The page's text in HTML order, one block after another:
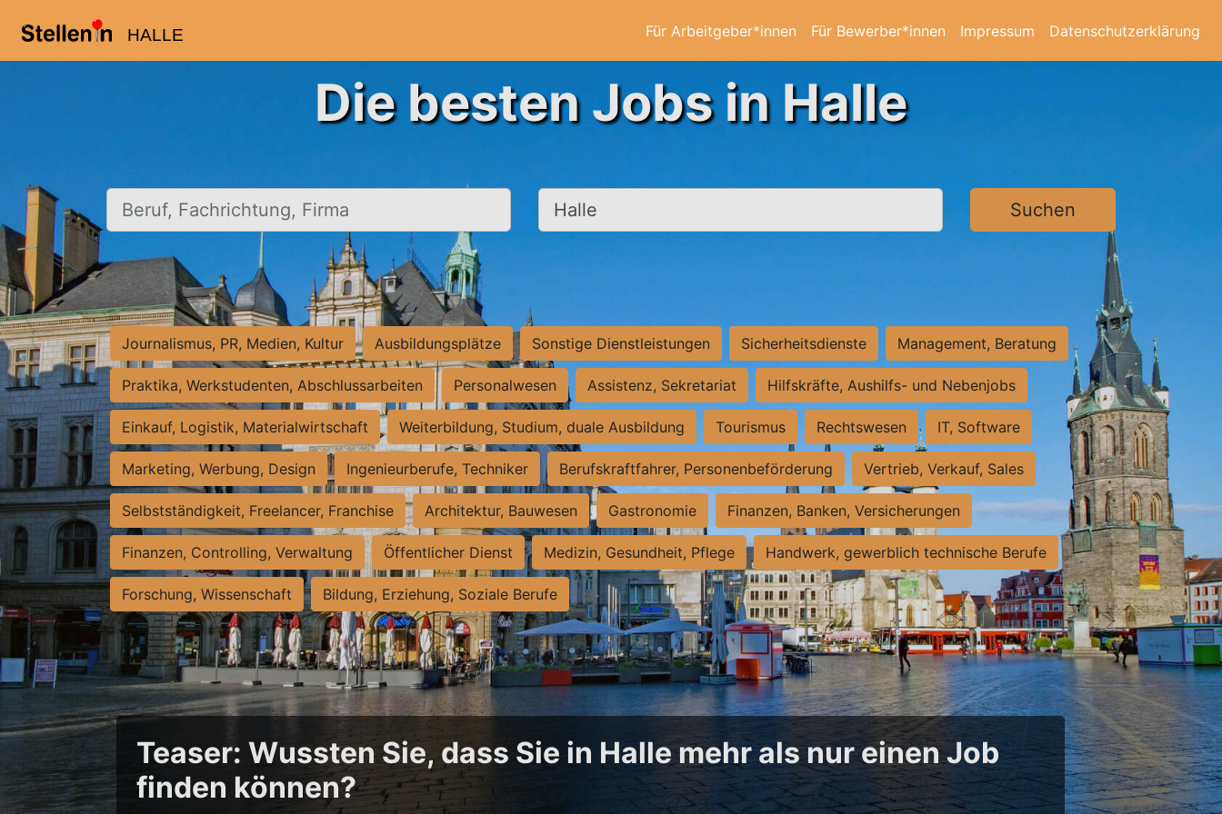
HALLE Für Arbeitgeber*innen Für Bewerber*innen Impressum Datenschutzerklärung
Die besten Jobs in Halle
Beruf, Fachrichtung, Firma Ort, Stadt Suchen
Journalismus, PR, Medien, Kultur Ausbildungsplätze Sonstige Dienstleistungen Sicherheitsdienste Management, Beratung
Praktika, Werkstudenten, Abschlussarbeiten Personalwesen Assistenz, Sekretariat Hilfskräfte, Aushilfs- und Nebenjobs
Einkauf, Logistik, Materialwirtschaft Weiterbildung, Studium, duale Ausbildung Tourismus Rechtswesen IT, Software
Marketing, Werbung, Design Ingenieurberufe, Techniker Berufskraftfahrer, Personenbeförderung Vertrieb, Verkauf, Sales
Selbstständigkeit, Freelancer, Franchise Architektur, Bauwesen Gastronomie Finanzen, Banken, Versicherungen
Finanzen, Controlling, Verwaltung Öffentlicher Dienst Medizin, Gesundheit, Pflege Handwerk, gewerblich technische Berufe
Forschung, Wissenschaft Bildung, Erziehung, Soziale Berufe
Teaser: Wussten Sie, dass Sie in Halle mehr als nur einen Job
finden können?